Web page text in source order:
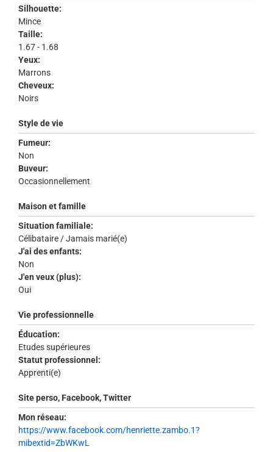
Silhouette:
Mince
Taille:
1.67 - 1.68
Yeux:
Marrons
Cheveux:
Noirs
Style de vie
Fumeur:
Non
Buveur:
Occasionnellement
Maison et famille
Situation familiale:
Célibataire / Jamais marié(e)
J'ai des enfants:
Non
J'en veux (plus):
Oui
Vie professionnelle
Éducation:
Etudes supérieures
Statut professionnel:
Apprenti(e)
Site perso, Facebook, Twitter
Mon réseau:
https://www.facebook.com/henriette.zambo.1?
mibextid=ZbWKwL